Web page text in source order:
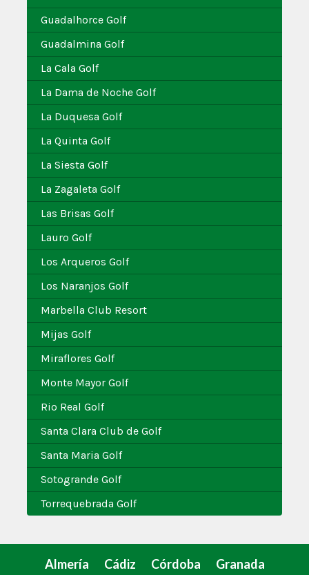
Guadalhorce Golf
Guadalmina Golf
La Cala Golf
La Dama de Noche Golf
La Duquesa Golf
La Quinta Golf
La Siesta Golf
La Zagaleta Golf
Las Brisas Golf
Lauro Golf
Los Arqueros Golf
Los Naranjos Golf
Marbella Club Resort
Mijas Golf
Miraflores Golf
Monte Mayor Golf
Rio Real Golf
Santa Clara Club de Golf
Santa Maria Golf
Sotogrande Golf
Torrequebrada Golf
Almería Cádiz Córdoba Granada